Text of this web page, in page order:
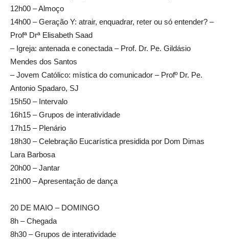
12h00 – Almoço
14h00 – Geração Y: atrair, enquadrar, reter ou só entender? –
Profª Drª Elisabeth Saad
– Igreja: antenada e conectada – Prof. Dr. Pe. Gildásio
Mendes dos Santos
– Jovem Católico: mística do comunicador – Profº Dr. Pe.
Antonio Spadaro, SJ
15h50 – Intervalo
16h15 – Grupos de interatividade
17h15 – Plenário
18h30 – Celebração Eucarística presidida por Dom Dimas
Lara Barbosa
20h00 – Jantar
21h00 – Apresentação de dança
20 DE MAIO – DOMINGO
8h – Chegada
8h30 – Grupos de interatividade